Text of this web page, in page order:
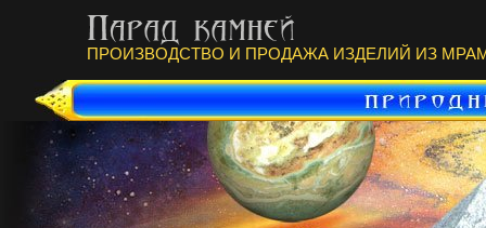
ПРОИЗВОДСТВО И ПРОДАЖА ИЗДЕЛИЙ ИЗ